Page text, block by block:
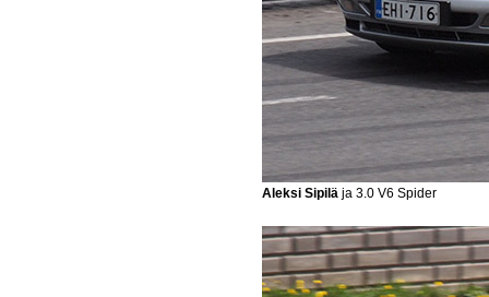
Aleksi Sipilä ja 3.0 V6 Spider